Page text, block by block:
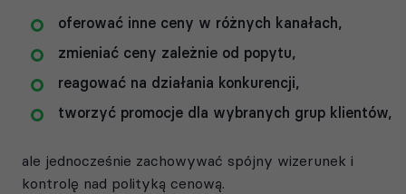
oferować inne ceny w różnych kanałach,
zmieniać ceny zależnie od popytu,
reagować na działania konkurencji,
tworzyć promocje dla wybranych grup klientów,
ale jednocześnie zachowywać spójny wizerunek i
kontrolę nad polityką cenową.